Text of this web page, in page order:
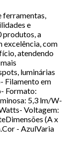
ferramentas,
e
produtos, a
excelência, com
atendendo
luminárias
Filamento em
Formato:
5,3 lm/W-
Voltagem:
(A x
- AzulVaria